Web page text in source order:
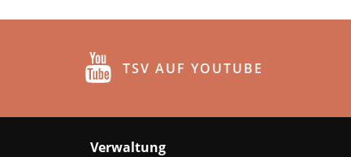
TSV AUF YOUTUBE
Verwaltung